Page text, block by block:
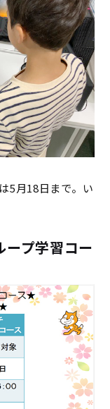
5月18日まで。い
プ学習コー